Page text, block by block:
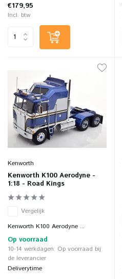
€179,95
Incl. btw
Kenworth
Kenworth K100 Aerodyne -
1:18 - Road Kings
Vergelijk
Kenworth K100 Aerodyne ...
Op voorraad
10-14 werkdagen: Op voorraad bij
de leverancier
Deliverytime